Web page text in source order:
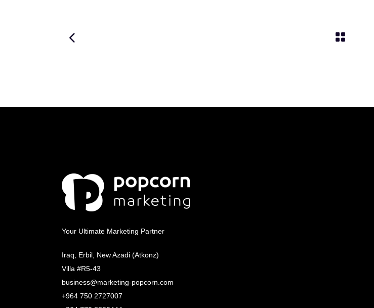
Your Ultimate Marketing Partner
Iraq, Erbil, New Azadi (Atkonz)
Villa #R5-43
business@marketing-popcorn.com
+964 750 2727007